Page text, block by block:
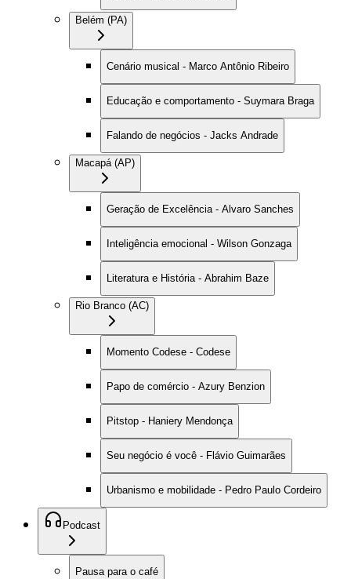
Belém (PA)
Cenário musical - Marco Antônio Ribeiro
Educação e comportamento - Suymara Braga
Falando de negócios - Jacks Andrade
Macapá (AP)
Geração de Excelência - Alvaro Sanches
Inteligência emocional - Wilson Gonzaga
Literatura e História - Abrahim Baze
Rio Branco (AC)
Momento Codese - Codese
Papo de comércio - Azury Benzion
Pitstop - Haniery Mendonça
Seu negócio é você - Flávio Guimarães
Urbanismo e mobilidade - Pedro Paulo Cordeiro
Podcast
Pausa para o café